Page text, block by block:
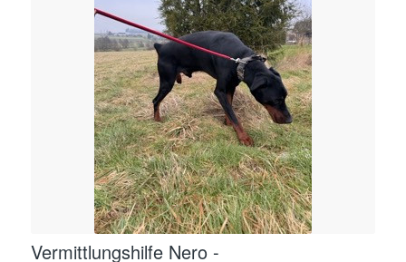
Vermittlungshilfe Nero -